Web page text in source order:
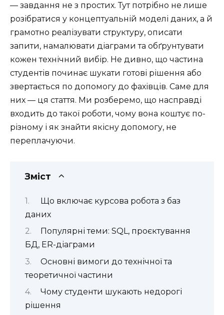
— завдання не з простих. Тут потрібно не лише
розібратися у концептуальній моделі даних, а й
грамотно реалізувати структуру, описати
запити, намалювати діаграми та обґрунтувати
кожен технічний вибір. Не дивно, що частина
студентів починає шукати готові рішення або
звертається по допомогу до фахівців. Саме для
них — ця стаття. Ми розберемо, що насправді
входить до такої роботи, чому вона коштує по-
різному і як знайти якісну допомогу, не
переплачуючи.
Зміст
Що включає курсова робота з баз
даних
Популярні теми: SQL, проєктування
БД, ER-діаграми
Основні вимоги до технічної та
теоретичної частини
Чому студенти шукають недорогі
рішення